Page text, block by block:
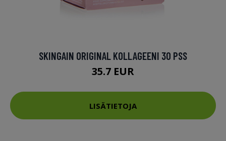
SKINGAIN ORIGINAL KOLLAGEENI 30 PSS
35.7 EUR
LISÄTIETOJA